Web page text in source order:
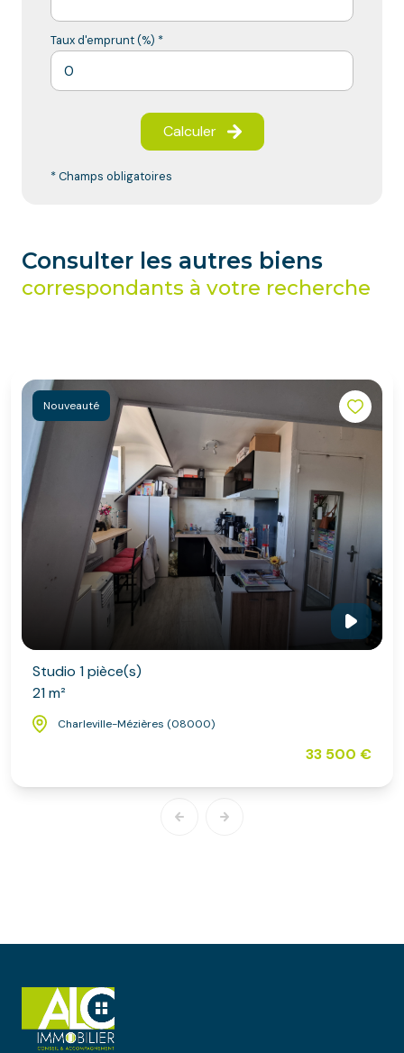
Taux d'emprunt (%) *
Calculer
* Champs obligatoires
Consulter les autres biens
correspondants à votre recherche
Nouveauté
Studio 1 pièce(s)
21 m²
Charleville-Mézières (08000)
33 500 €